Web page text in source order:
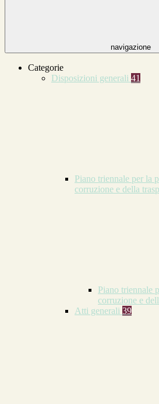
navigazione
Categorie
Disposizioni generali 41
Piano triennale per la
corruzione e della
Piano triennale
corruzione e
Atti generali 39